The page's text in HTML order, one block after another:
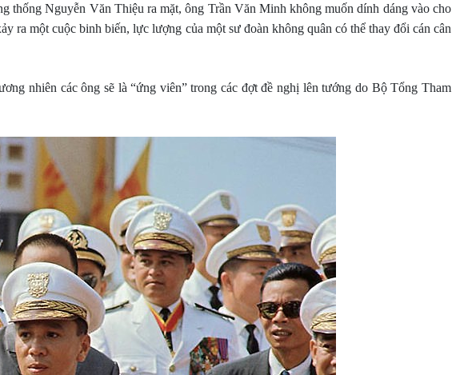
thống Nguyễn Văn Thiệu ra mặt, ông Trần Văn Minh không muốn dính dáng vào cho
ra một cuộc binh biến, lực lượng của một sư đoàn không quân có thể thay đổi cán cân
nhiên các ông sẽ là “ứng viên” trong các đợt đề nghị lên tướng do Bộ Tổng Tham